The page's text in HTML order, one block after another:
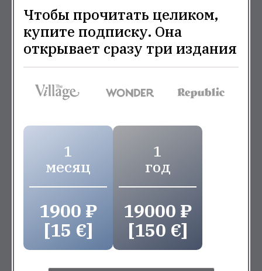
Чтобы прочитать целиком,
купите подписку. Она
открывает сразу три издания
1
месяц
1900 ₽
[15 €]
1
год
19000 ₽
[150 €]